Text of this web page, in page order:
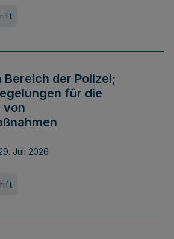
der Polizei;
für die
von
Juli 2026